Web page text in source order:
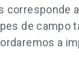
corresponde
de campo
a